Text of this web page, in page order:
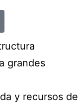
grandes
y recursos de